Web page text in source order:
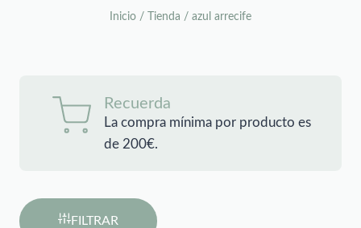
Inicio / Tienda / azul arrecife
Recuerda
La compra mínima por producto es
de 200€.
FILTRAR